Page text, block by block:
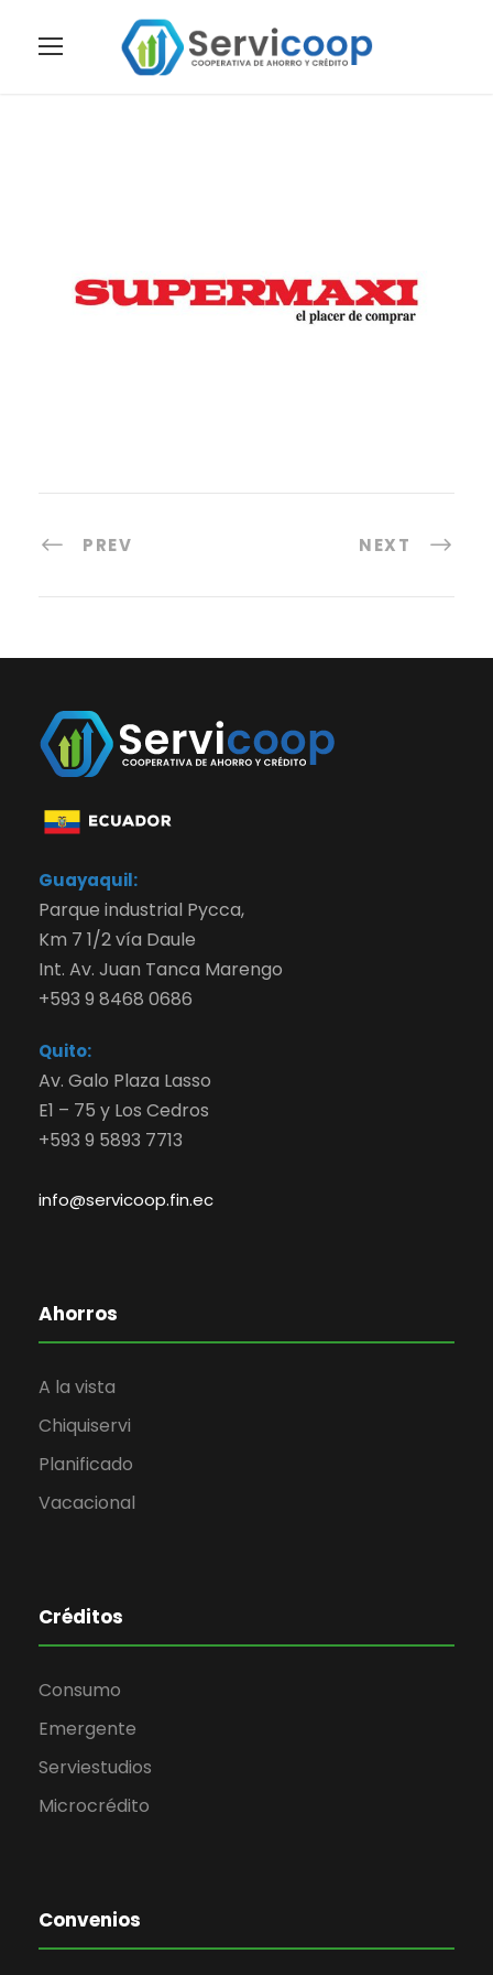
PREV NEXT
Guayaquil:
Parque industrial Pycca,
Km 7 1/2 vía Daule
Int. Av. Juan Tanca Marengo
+593 9 8468 0686
Quito:
Av. Galo Plaza Lasso
E1 – 75 y Los Cedros
+593 9 5893 7713
info@servicoop.fin.ec
Ahorros
A la vista
Chiquiservi
Planificado
Vacacional
Créditos
Consumo
Emergente
Serviestudios
Microcrédito
Convenios